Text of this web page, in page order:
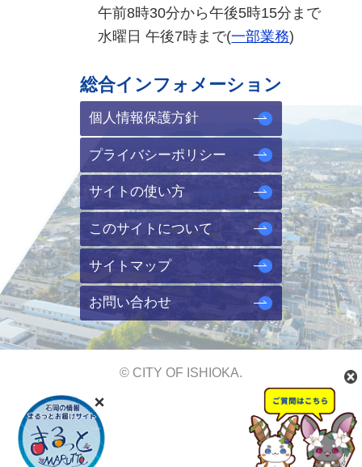
午前8時30分から午後5時15分まで
水曜日 午後7時まで(一部業務)
総合インフォメーション
個人情報保護方針
プライバシーポリシー
サイトの使い方
このサイトについて
サイトマップ
お問い合わせ
© CITY OF ISHIOKA.